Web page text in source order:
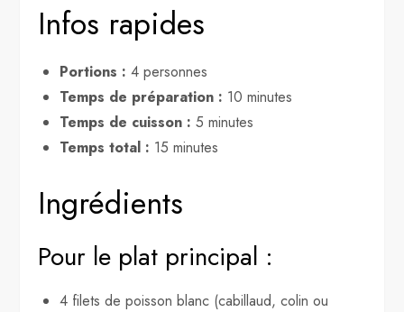
Infos rapides
Portions : 4 personnes
Temps de préparation : 10 minutes
Temps de cuisson : 5 minutes
Temps total : 15 minutes
Ingrédients
Pour le plat principal :
4 filets de poisson blanc (cabillaud, colin ou